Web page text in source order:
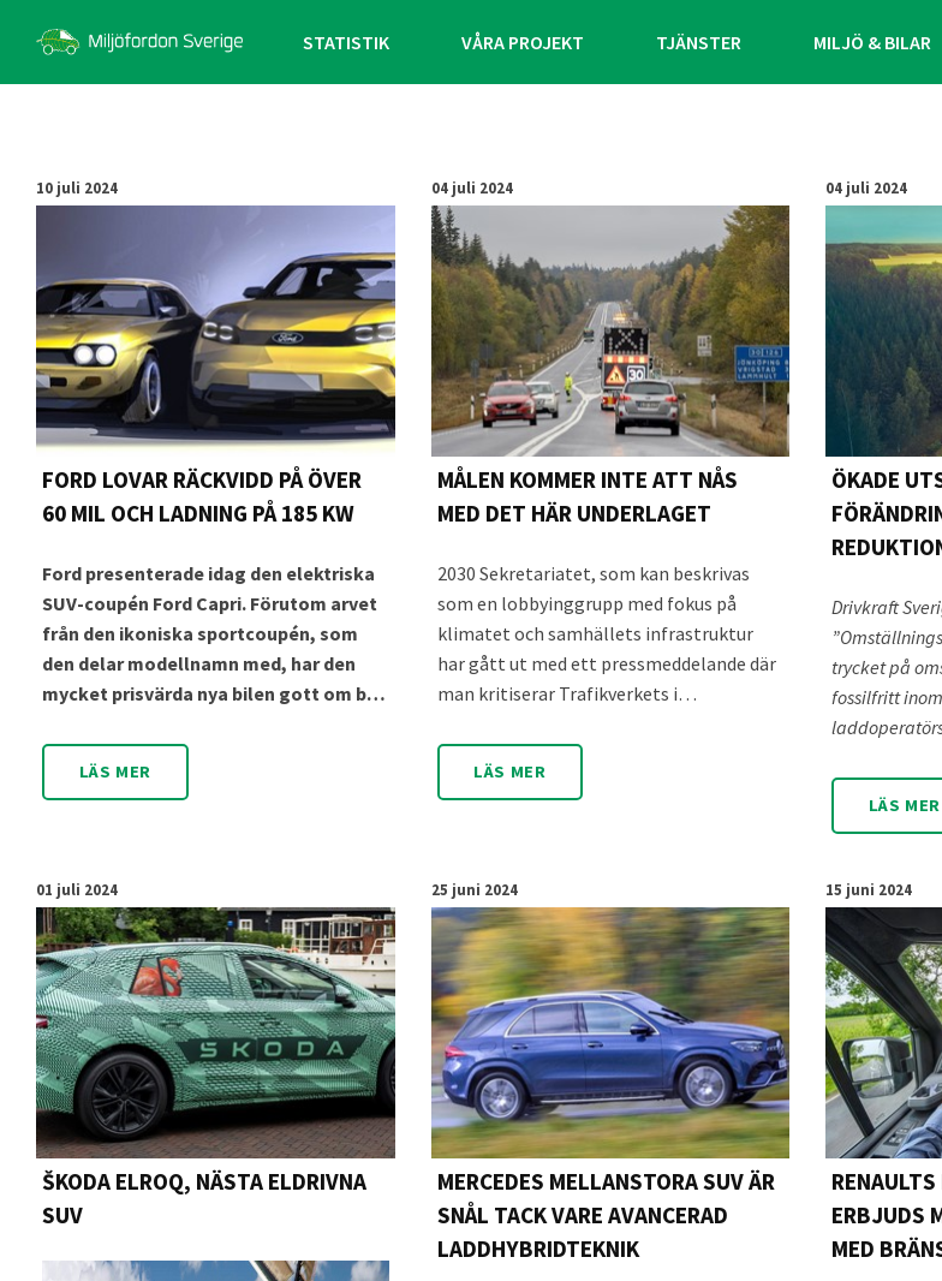
STATISTIK VÅRA PROJEKT TJÄNSTER MILJÖ & BILAR
10 juli 2024
FORD LOVAR RÄCKVIDD PÅ ÖVER
60 MIL OCH LADNING PÅ 185 KW
Ford presenterade idag den elektriska
SUV-coupén Ford Capri. Förutom arvet
från den ikoniska sportcoupén, som
den delar modellnamn med, har den
mycket prisvärda nya bilen gott om b…
LÄS MER
04 juli 2024
MÅLEN KOMMER INTE ATT NÅS
MED DET HÄR UNDERLAGET
2030 Sekretariatet, som kan beskrivas
som en lobbyinggrupp med fokus på
klimatet och samhällets infrastruktur
har gått ut med ett pressmeddelande där
man kritiserar Trafikverkets i…
LÄS MER
04 juli 2024
ÖKADE
Drivkraft
trycket på
fossilfritt
LÄS MER
01 juli 2024
ŠKODA ELROQ, NÄSTA ELDRIVNA
SUV
25 juni 2024
MERCEDES MELLANSTORA SUV ÄR
SNÅL TACK VARE AVANCERAD
LADDHYBRIDTEKNIK
15 juni 2024
ERBJUDS
MED